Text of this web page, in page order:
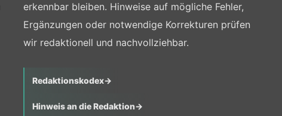
erkennbar bleiben. Hinweise auf mögliche Fehler,
Ergänzungen oder notwendige Korrekturen prüfen
wir redaktionell und nachvollziehbar.
Redaktionskodex→
Hinweis an die Redaktion→